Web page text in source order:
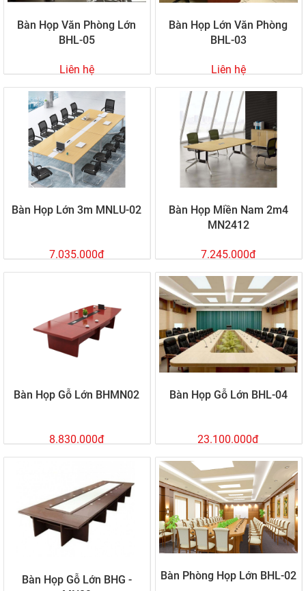
Bàn Họp Văn Phòng Lớn
BHL-05
Liên hệ
Bàn Họp Lớn Văn Phòng
BHL-03
Liên hệ
Bàn Họp Lớn 3m MNLU-02
7.035.000đ
Bàn Họp Miền Nam 2m4
MN2412
7.245.000đ
Bàn Họp Gỗ Lớn BHMN02
8.830.000đ
Bàn Họp Gỗ Lớn BHL-04
23.100.000đ
Bàn Họp Gỗ Lớn BHG -
Bàn Phòng Họp Lớn BHL-02